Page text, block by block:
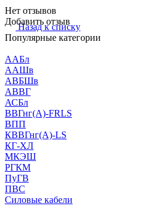
Нет отзывов
Добавить отзыв
Назад к списку
Популярные категории
ААБл
ААШв
АВБШв
АВВГ
АСБл
ВВГнг(А)-FRLS
ВПП
КВВГнг(А)-LS
КГ-ХЛ
МКЭШ
РГКМ
ПуГВ
ПВС
Силовые кабели